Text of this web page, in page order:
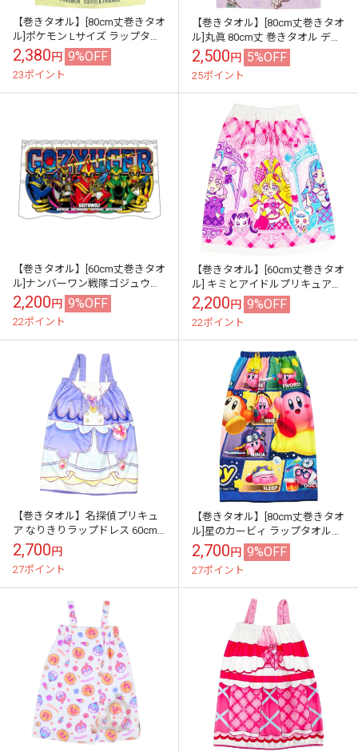
【巻きタオル】[80cm丈巻きタオ
ル]ポケモン Lサイズ ラップタオ
ル 約80×120cm プール 水泳
2,380円 9%OFF
23ポイント
【巻きタオル】[80cm丈巻きタオ
ル]丸眞 80cm丈 巻きタオル ディ
ズニー プリンセス ドリーミング
ガーデン ラップタオル
2,500円 5%OFF
25ポイント
【巻きタオル】[60cm丈巻きタオ
ル]ナンバーワン戦隊ゴジュウジ
ャー ラップタオル 巻きタオ
ル 60丈
2,200円 9%OFF
22ポイント
【巻きタオル】[60cm丈巻きタオ
ル] キミとアイドルプリキュア
♪ ラップタオル 巻きタオ
ル 60丈
2,200円 9%OFF
22ポイント
【巻きタオル】名探偵プリキュ
ア なりきりラップドレス 60cm
マイクロファイバー 巻きタオル
2,700円
27ポイント
【巻きタオル】[80cm丈巻きタオ
ル]星のカービィ ラップタオル
80cm マイクロファイバー 巻き
タオル スナップボタン付き プ...
2,700円 9%OFF
27ポイント